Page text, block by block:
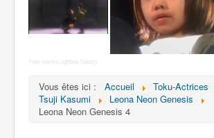
Free Joomla Lightbox Gallery
Vous êtes ici : Accueil
Toku-Actrices
Tsuji Kasumi
Leona Neon Genesis
Leona Neon Genesis 4